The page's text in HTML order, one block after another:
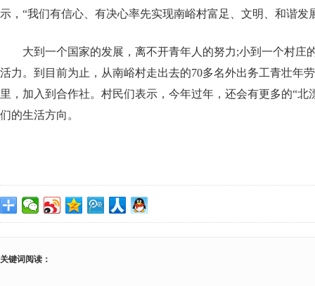
示，“我们有信心、有决心率先实现南峪村富足、文明、和谐发
大到一个国家的发展，离不开青年人的努力;小到一个村庄
活力。到目前为止，从南峪村走出去的70多名外出务工青壮年
里，加入到合作社。村民们表示，今年过年，还会有更多的“北
们的生活方向。
关键词阅读：